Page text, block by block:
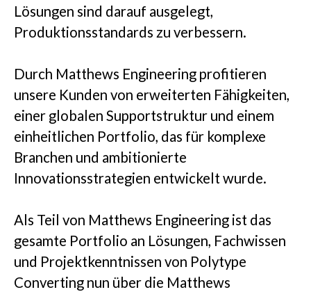
Lösungen sind darauf ausgelegt,
Produktionsstandards zu verbessern.
Durch Matthews Engineering profitieren
unsere Kunden von erweiterten Fähigkeiten,
einer globalen Supportstruktur und einem
einheitlichen Portfolio, das für komplexe
Branchen und ambitionierte
Innovationsstrategien entwickelt wurde.
Als Teil von Matthews Engineering ist das
gesamte Portfolio an Lösungen, Fachwissen
und Projektkenntnissen von Polytype
Converting nun über die Matthews